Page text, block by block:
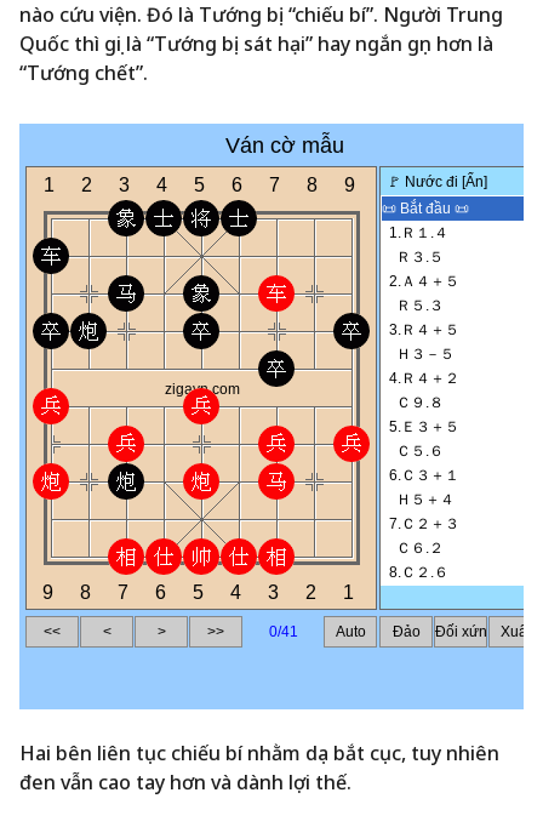
nào cứu viện. Đó là Tướng bị “chiếu bí”. Người Trung
Quốc thì gọi là “Tướng bị sát hại” hay ngắn gọn hơn là
“Tướng chết”.
Hai bên liên tục chiếu bí nhằm dọa bắt cục, tuy nhiên
đen vẫn cao tay hơn và dành lợi thế.